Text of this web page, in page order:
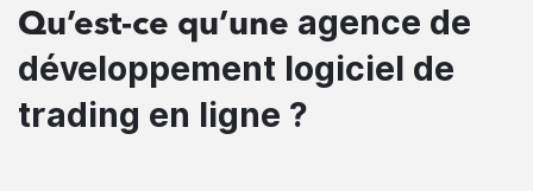
Qu’est-ce qu’une agence de
développement logiciel de
trading en ligne ?